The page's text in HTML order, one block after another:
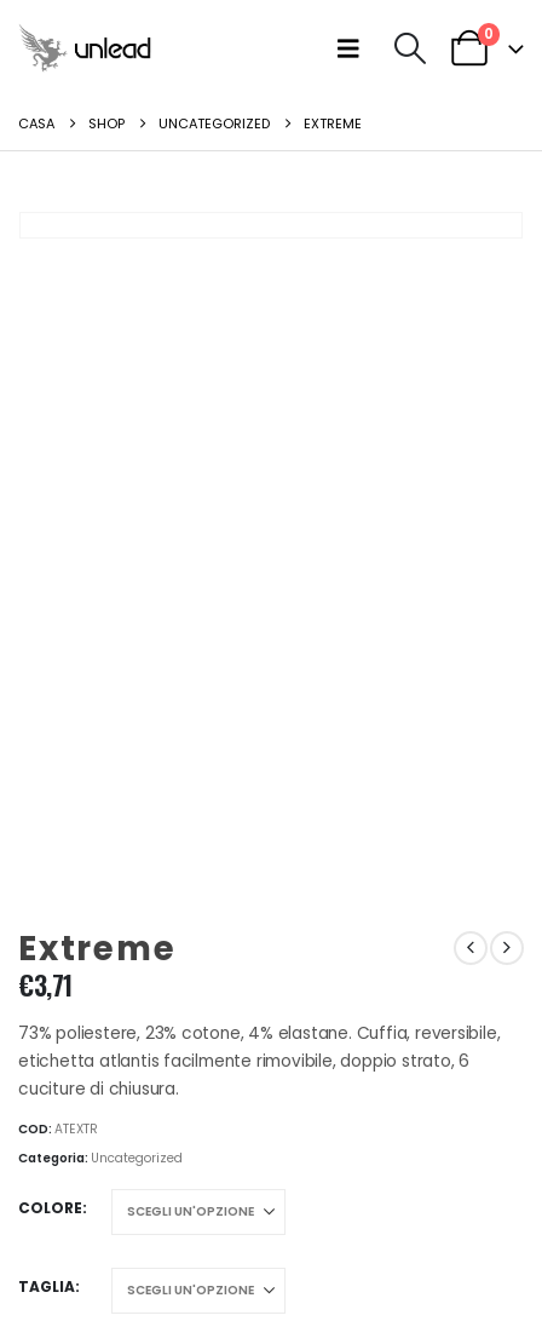
0
CASA SHOP UNCATEGORIZED EXTREME
Extreme
€3,71
73% poliestere, 23% cotone, 4% elastane. Cuffia, reversibile,
etichetta atlantis facilmente rimovibile, doppio strato, 6
cuciture di chiusura.
COD: ATEXTR
Categoria: Uncategorized
COLORE
TAGLIA